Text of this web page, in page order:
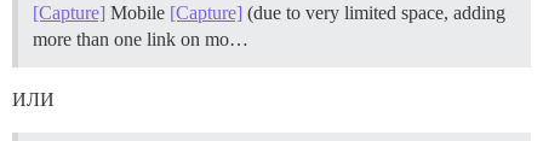
[Capture] Mobile [Capture] (due to very limited space, adding
more than one link on mo…
ИЛИ